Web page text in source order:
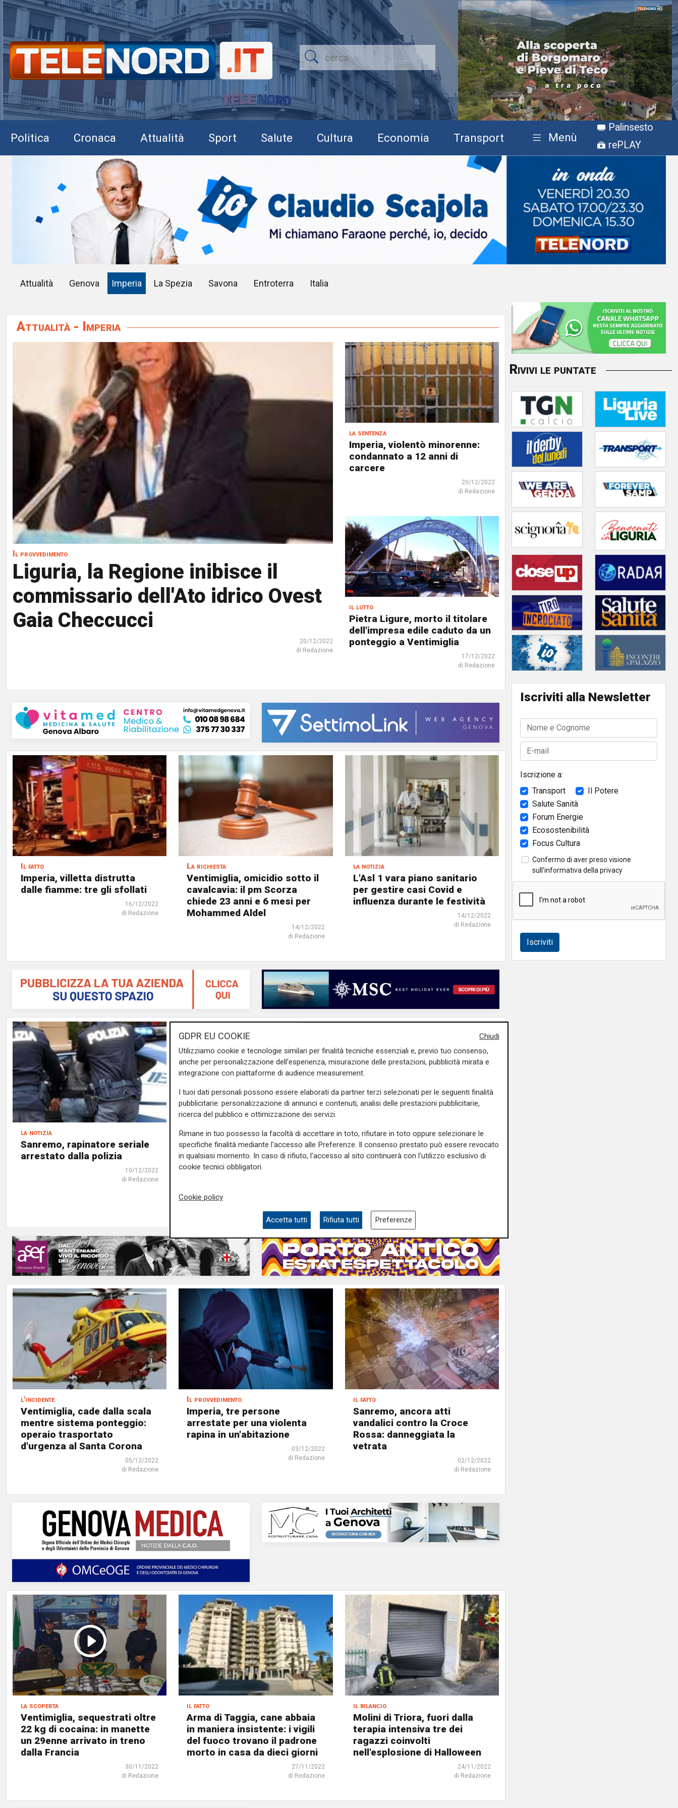
UnmuteStream
Politica Cronaca Attualità Sport Salute Cultura Economia Transport Menù
Palinsesto
rePLAY
Attualità Genova Imperia La Spezia Savona Entroterra Italia
Attualità - Imperia
Il provvedimento
Liguria, la Regione inibisce il
commissario dell'Ato idrico Ovest
Gaia Checcucci
20/12/2022
di Redazione
la sentenza
Imperia, violentò minorenne:
condannato a 12 anni di
carcere
20/12/2022
di Redazione
il lutto
Pietra Ligure, morto il titolare
dell'impresa edile caduto da un
ponteggio a Ventimiglia
17/12/2022
di Redazione
Il fatto
Imperia, villetta distrutta
dalle fiamme: tre gli sfollati
16/12/2022
di Redazione
La richiesta
Ventimiglia, omicidio sotto il
cavalcavia: il pm Scorza
chiede 23 anni e 6 mesi per
Mohammed Aldel
14/12/2022
di Redazione
la notizia
L'Asl 1 vara piano sanitario
per gestire casi Covid e
influenza durante le festività
14/12/2022
di Redazione
la notizia
Sanremo, rapinatore seriale
arrestato dalla polizia
10/12/2022
di Redazione
L'incidente
Imperia, capriolo rimane
incastrato in una rete per
dodici ore: dovrà ora subire
La scoperta
Imperia, cacciava di notte
con munizioni e teneva in
l'incidente
Ventimiglia, cade dalla scala
mentre sistema ponteggio:
operaio trasportato
d'urgenza al Santa Corona
05/12/2022
di Redazione
Il provvedimento
Imperia, tre persone
arrestate per una violenta
rapina in un'abitazione
03/12/2022
di Redazione
il fatto
Sanremo, ancora atti
vandalici contro la Croce
Rossa: danneggiata la
vetrata
02/12/2022
di Redazione
la scoperta
Ventimiglia, sequestrati oltre
22 kg di cocaina: in manette
un 29enne arrivato in treno
dalla Francia
30/11/2022
di Redazione
il fatto
Arma di Taggia, cane abbaia
in maniera insistente: i vigili
del fuoco trovano il padrone
morto in casa da dieci giorni
27/11/2022
di Redazione
il bilancio
Molini di Triora, fuori dalla
terapia intensiva tre dei
ragazzi coinvolti
nell'esplosione di Halloween
24/11/2022
di Redazione
Rivivi le puntate
Iscriviti alla Newsletter
Iscrizione a:
Transport
Il Potere
Salute Sanità
Forum Energie
Ecosostenibilità
Focus Cultura
Confermo di aver preso visione
sull'informativa della privacy
Iscriviti
Chiudi
GDPR EU COOKIE
Utilizziamo cookie e tecnologie similari per finalità tecniche essenziali e, previo tuo consenso,
anche per personalizzazione dell'esperienza, misurazione delle prestazioni, pubblicità mirata e
integrazione con piattaforme di audience measurement.
I tuoi dati personali possono essere elaborati da partner terzi selezionati per le seguenti finalità
pubblicitarie: personalizzazione di annunci e contenuti, analisi delle prestazioni pubblicitarie,
ricerca del pubblico e ottimizzazione dei servizi.
Rimane in tuo possesso la facoltà di accettare in toto, rifiutare in toto oppure selezionare le
specifiche finalità mediante l'accesso alle Preferenze. Il consenso prestato può essere revocato
in qualsiasi momento. In caso di rifiuto, l'accesso al sito continuerà con l'utilizzo esclusivo di
cookie tecnici obbligatori.
Cookie policy
Accetta tutti Rifiuta tutti Preferenze